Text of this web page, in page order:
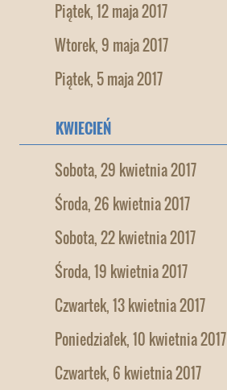
Piątek, 12 maja 2017
Wtorek, 9 maja 2017
Piątek, 5 maja 2017
KWIECIEŃ
Sobota, 29 kwietnia 2017
Środa, 26 kwietnia 2017
Sobota, 22 kwietnia 2017
Środa, 19 kwietnia 2017
Czwartek, 13 kwietnia 2017
Poniedziałek, 10 kwietnia 2017
Czwartek, 6 kwietnia 2017